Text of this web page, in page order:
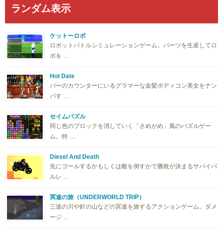
ランダム表示
ケットーロボ
ロボットバトルシミュレーションゲーム。パーツを生産してロ
ボを …
Hot Date
バーのカウンターにいるグラマーな金髪ボディコン美女をナン
パす …
セイムパズル
同じ色のブロックを消していく「さめがめ」風のパズルゲー
ム。特 …
Diesel And Death
先にゴールするかもしくは敵を倒すかで勝敗が決まるサバイバ
ルレ …
冥途の旅（UNDERWORLD TRIP）
三途の川や針の山などの冥途を旅するアクションゲーム。ダメ
ージ …